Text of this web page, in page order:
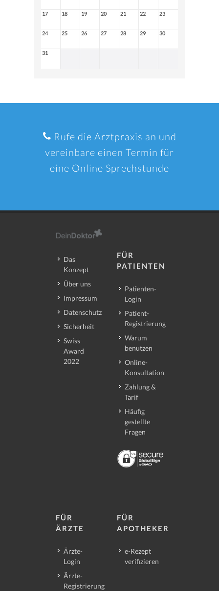
17 18 19 20 21 22 23
24 25 26 27 28 29 30
31
Rufe die Arztpraxis an und
vereinbare einen Termin für
eine Online Sprechstunde
Das
Konzept
Über uns
Impressum
Datenschutz
Sicherheit
Swiss
Award
2022
FÜR
PATIENTEN
Patienten-
Login
Patient-
Registrierung
Warum
benutzen
Online-
Konsultation
Zahlung &
Tarif
Häufig
gestellte
Fragen
FÜR
ÄRZTE
Ärzte-
Login
Ärzte-
Registrierung
FÜR
APOTHEKER
e-Rezept
verifizieren